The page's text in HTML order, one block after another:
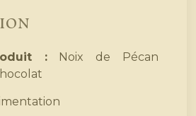
:Noix de Pécan